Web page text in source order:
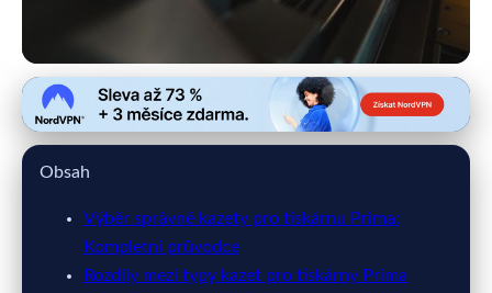
primatisk.cz
Kompletní průvodce výběrem
2. 7. 2026 · 9 min čtení · Autor: Miroslav Blažek
Obsah
Výběr správné kazety pro tiskárnu Prima:
Kompletní průvodce
Rozdíly mezi typy kazet pro tiskárny Prima